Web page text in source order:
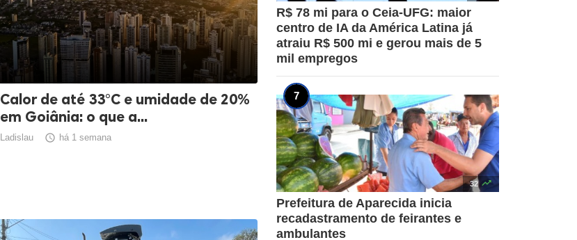
Calor de até 33°C e umidade de 20%
em Goiânia: o que a...
Ladislau  há 1 semana
R$ 78 mi para o Ceia-UFG: maior
centro de IA da América Latina já
atraiu R$ 500 mi e gerou mais de 5
mil empregos
32 
Prefeitura de Aparecida inicia
recadastramento de feirantes e
ambulantes